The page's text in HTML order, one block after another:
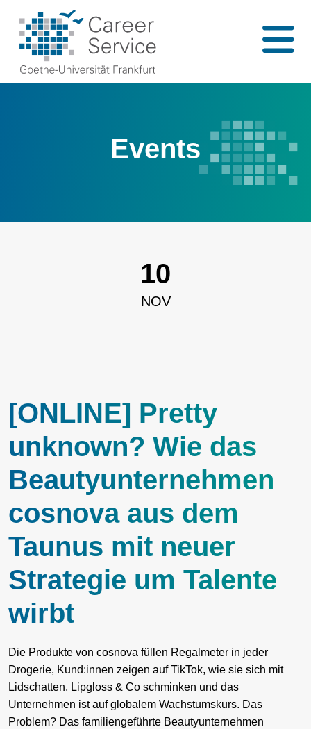
Events
10
NOV
[ONLINE] Pretty
unknown? Wie das
Beautyunternehmen
cosnova aus dem
Taunus mit neuer
Strategie um Talente
wirbt
Die Produkte von cosnova füllen Regalmeter in jeder
Drogerie, Kund:innen zeigen auf TikTok, wie sie sich mit
Lidschatten, Lipgloss & Co schminken und das
Unternehmen ist auf globalem Wachstumskurs. Das
Problem? Das familiengeführte Beautyunternehmen